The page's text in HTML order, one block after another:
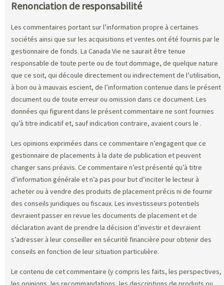
Renonciation de responsabilité
Les commentaires portant sur l’information propre à certaines
sociétés ainsi que sur les acquisitions et ventes ont été fournis par le
gestionnaire de fonds. La Canada Vie ne saurait être tenue
responsable de toute perte ou de tout dommage, de quelque nature
que ce soit, qui découle directement ou indirectement de l’utilisation,
à bon ou à mauvais escient, de l’information contenue dans le présent
document ou de toute erreur ou omission dans ce document. Les
données qui figurent dans le présent commentaire ne sont fournies
qu’à titre indicatif et, sauf indication contraire, avaient cours le .
Les opinions exprimées dans ce commentaire n’engagent que ce
gestionnaire de placements à la date de publication et peuvent
changer sans préavis. Ce commentaire n’est présenté qu’à titre
d’information générale et n’a pas pour but d’inciter le lecteur à
acheter ou à vendre des produits de placement précis ni de fournir
des conseils juridiques ou fiscaux. Les investisseurs potentiels
devraient passer en revue les documents de placement et de
déclaration avant de prendre la décision d’investir et devraient
s’adresser à leur conseiller en sécurité financière pour obtenir des
conseils en fonction de leur situation particulière.
Le contenu de cet commentaire (y compris les faits, les perspectives,